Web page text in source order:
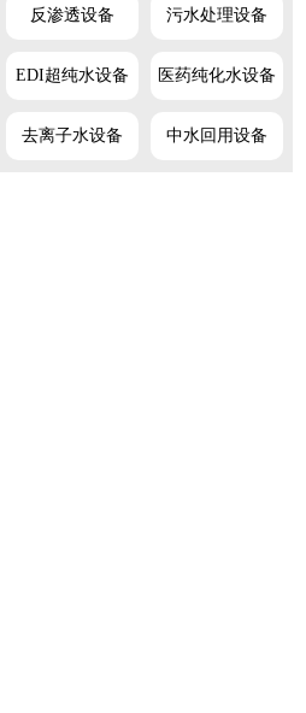
反渗透设备 污水处理设备
EDI超纯水设备 医药纯化水设备
去离子水设备 中水回用设备